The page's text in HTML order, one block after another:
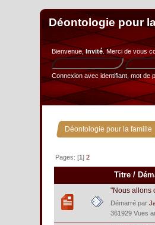
Déontologie pour
Bienvenue,Invité. Merci devous
Connexion avec identifiant, mot de
Déontologie pour la famille
Pages: [1]2
Titre /
"Nous allons
Démarré par
361929 Vues